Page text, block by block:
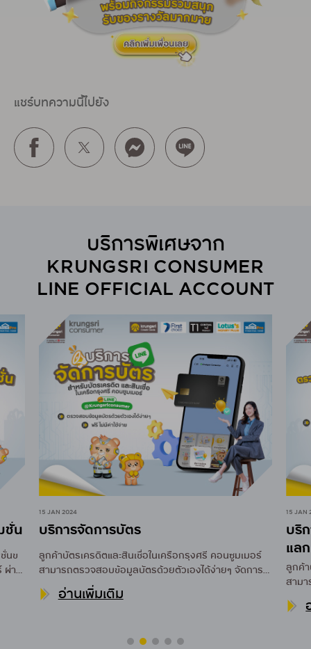
แชร์บทความนี้ไปยัง
บริการพิเศษจาก
KRUNGSRI CONSUMER
LINE OFFICIAL ACCOUNT
ชั่น
นข
ผ่าน
15 JAN 2024
บริการจัดการบัตร
ลูกค้าบัตรเครดิตและสินเชื่อในเครือกรุงศรี คอนซูมเมอร์
สามารถตรวจสอบข้อมูลบัตรด้วยตัวเองได้ง่ายๆ จัดการ
จบ เพียงปลายนิ้ว
อ่านเพิ่มเติม
15 JAN
บริ
แล
ลูกค้า
สาม
แลก